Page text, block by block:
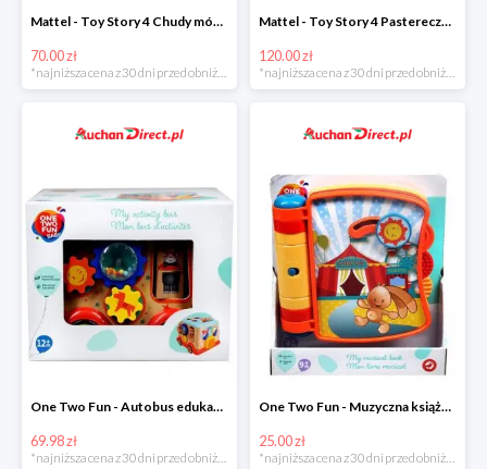
Mattel - Toy Story 4 Chudy mówiąca figurka w super cenie
70.00 zł
Mattel - Toy Story 4 Pastereczka w super cenie
120.00 zł
One Two Fun - Autobus edukacyjny w super cenie
69.98 zł
*najniższa cena z 30 dni przed obniżką
One Two Fun - Muzyczna książeczka w super cenie
25.00 zł
*najniższa cena z 30 dni przed obniżką